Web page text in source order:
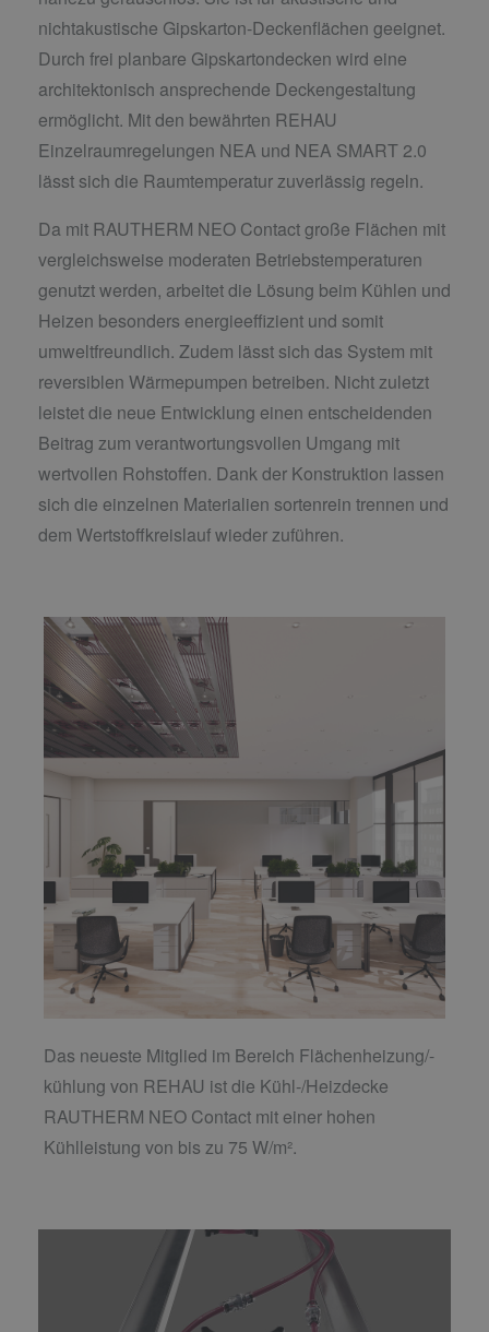
nichtakustische Gipskarton-Deckenflächen geeignet.
Durch frei planbare Gipskartondecken wird eine
architektonisch ansprechende Deckengestaltung
ermöglicht. Mit den bewährten REHAU
Einzelraumregelungen NEA und NEA SMART 2.0
lässt sich die Raumtemperatur zuverlässig regeln.
Da mit RAUTHERM NEO Contact große Flächen mit
vergleichsweise moderaten Betriebstemperaturen
genutzt werden, arbeitet die Lösung beim Kühlen und
Heizen besonders energieeffizient und somit
umweltfreundlich. Zudem lässt sich das System mit
reversiblen Wärmepumpen betreiben. Nicht zuletzt
leistet die neue Entwicklung einen entscheidenden
Beitrag zum verantwortungsvollen Umgang mit
wertvollen Rohstoffen. Dank der Konstruktion lassen
sich die einzelnen Materialien sortenrein trennen und
dem Wertstoffkreislauf wieder zuführen.
Das neueste Mitglied im Bereich Flächenheizung/-
kühlung von REHAU ist die Kühl-/Heizdecke
RAUTHERM NEO Contact mit einer hohen
Kühlleistung von bis zu 75 W/m².